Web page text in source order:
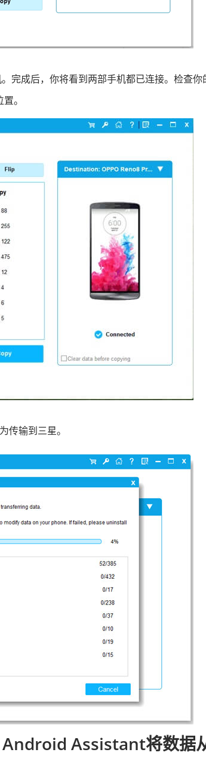
完成后，你将看到两部手机都已连接。检查你
。
传输到三星。
Assistant将数据